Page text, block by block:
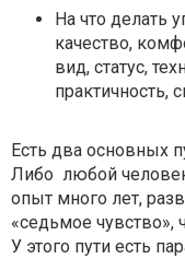
На что делать
качество,
вид, статус,
практичность,
Есть два основных
Либо любой
опыт много лет,
«седьмое чувство»,
У этого пути есть